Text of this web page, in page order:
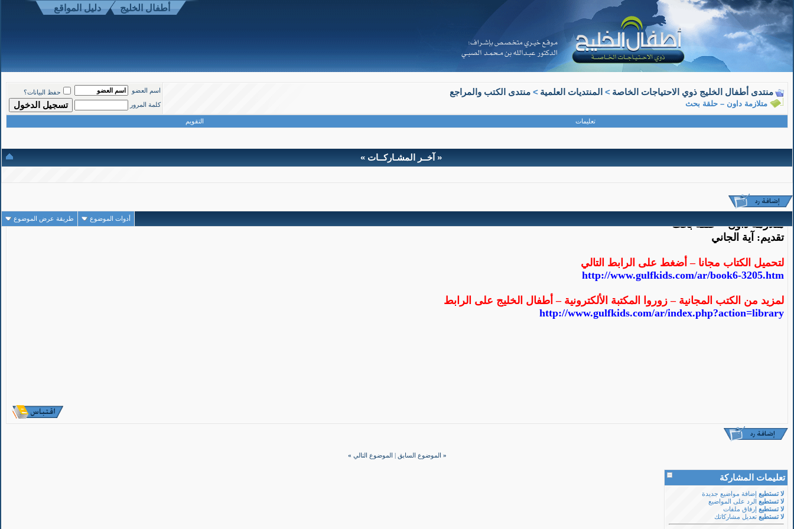
أطفال الخليج دليل المواقع
منتدى أطفال الخليج ذوي الاحتياجات الخاصة > المنتديات العلمية > منتدى الكتب والمراجع
متلازمة داون – حلقة بحث
اسم العضو
حفظ البيانات؟
كلمة المرور
تعليمات التقويم
« آخــر المشـاركــات »
أدوات الموضوع طريقة عرض الموضوع
معلم متقاعد
عضو ذهبي
تاريخ التسجيل: Mar 2008
المشاركات: 1,190
متلازمة داون – حلقة بحث
تقديم: آية الجاني
لتحميل الكتاب مجانا – أضغط على الرابط التالي
http://www.gulfkids.com/ar/book6-3205.htm
لمزيد من الكتب المجانية – زوروا المكتبة الألكترونية – أطفال الخليج على الرابط
http://www.gulfkids.com/ar/index.php?action=library
« الموضوع السابق الموضوع التالي »
تعليمات المشاركة
لا تستطيع إضافة مواضيع جديدة
لا تستطيع الرد على المواضيع
لا تستطيع إرفاق ملفات
لا تستطيع تعديل مشاركاتك